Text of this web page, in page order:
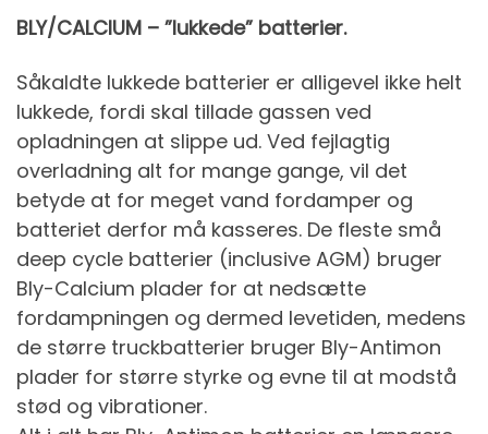
BLY/CALCIUM – ”lukkede” batterier.
Såkaldte lukkede batterier er alligevel ikke helt
lukkede, fordi skal tillade gassen ved
opladningen at slippe ud. Ved fejlagtig
overladning alt for mange gange, vil det
betyde at for meget vand fordamper og
batteriet derfor må kasseres. De fleste små
deep cycle batterier (inclusive AGM) bruger
Bly-Calcium plader for at nedsætte
fordampningen og dermed levetiden, medens
de større truckbatterier bruger Bly-Antimon
plader for større styrke og evne til at modstå
stød og vibrationer.